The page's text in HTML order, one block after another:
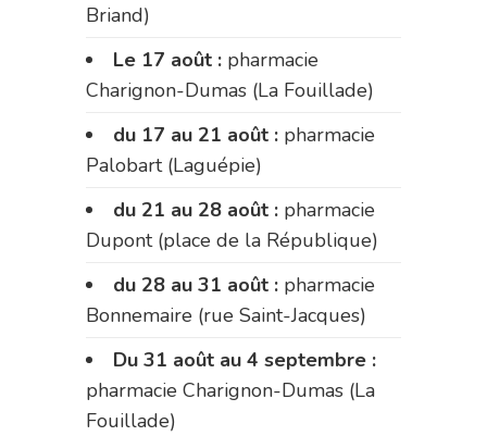
Briand)
Le 17 août : pharmacie
Charignon-Dumas (La Fouillade)
du 17 au 21 août : pharmacie
Palobart (Laguépie)
du 21 au 28 août : pharmacie
Dupont (place de la République)
du 28 au 31 août : pharmacie
Bonnemaire (rue Saint-Jacques)
Du 31 août au 4 septembre :
pharmacie Charignon-Dumas (La
Fouillade)